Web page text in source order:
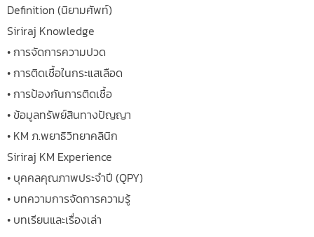
Definition (นิยามศัพท์)
Siriraj Knowledge
• การจัดการความปวด
• การติดเชื้อในกระแสเลือด
• การป้องกันการติดเชื้อ
• ข้อมูลทรัพย์สินทางปัญญา
• KM ภ.พยาธิวิทยาคลินิก
Siriraj KM Experience
• บุคคลคุณภาพประจำปี (QPY)
• บทความการจัดการความรู้
• บทเรียนและเรื่องเล่า